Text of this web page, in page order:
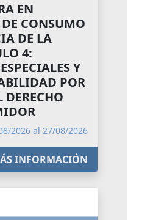
EN
CONSUMO
DE LA
4:
Y
POR
DERECHO
2026 al 27/08/2026
INFORMACIÓN